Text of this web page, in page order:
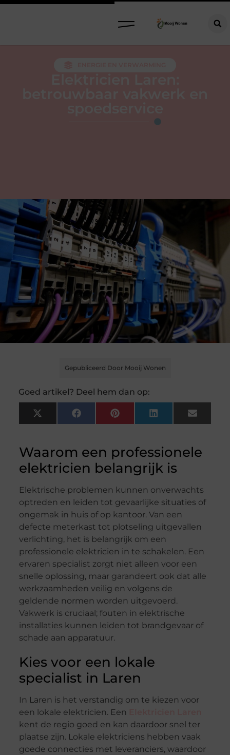
Gepubliceerd Door Mooij Wonen
Goed artikel? Deel hem dan op:
X
(Twitter)
FacebookPinterestLinkedInEmail
Waarom een professionele
elektricien belangrijk is
Elektrische problemen kunnen onverwachts
optreden en leiden tot gevaarlijke situaties of
ongemak in huis of op kantoor. Van een
defecte meterkast tot plotseling uitgevallen
verlichting, het is belangrijk om een
professionele elektricien in te schakelen. Een
ervaren specialist zorgt niet alleen voor een
snelle oplossing, maar garandeert ook dat alle
werkzaamheden veilig en volgens de
geldende normen worden uitgevoerd.
Vakwerk is cruciaal; fouten in elektrische
installaties kunnen leiden tot brandgevaar of
schade aan apparatuur.
Kies voor een lokale
specialist in Laren
In Laren is het verstandig om te kiezen voor
een lokale elektricien. Een
kent de regio goed en kan daardoor snel ter
plaatse zijn. Lokale elektriciens hebben vaak
goede connecties met leveranciers, waardoor